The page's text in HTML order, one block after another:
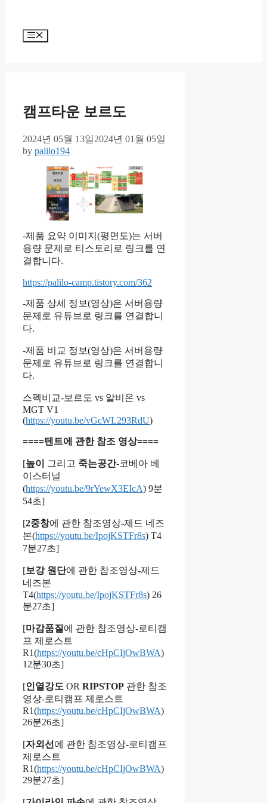
Menu
캠프타운 보르도
2024년 05월 13일2024년 01월 05일
by palilo194
-제품 요약 이미지(평면도)는 서버
용량 문제로 티스토리로 링크를 연
결합니다.
https://palilo-camp.tistory.com/362
-제품 상세 정보(영상)은 서버용량
문제로 유튜브로 링크를 연결합니
다.
-제품 비교 정보(영상)은 서버용량
문제로 유튜브로 링크를 연결합니
다.
스펙비교-보르도 vs 알비온 vs
MGT V1
(https://youtu.be/vGcWL293RdU)
====텐트에 관한 참조 영상====
[높이 그리고 죽는공간-코베아 베
이스터널
(https://youtu.be/9rYewX3EIcA) 9분
54초]
[2중창에 관한 참조영상-제드 네즈
본(https://youtu.be/IpojKSTFr8s) T4
7분27초]
[보강 원단에 관한 참조영상-제드
네즈본
T4(https://youtu.be/IpojKSTFr8s) 26
분27초]
[마감품질에 관한 참조영상-로티캠
프 제로스트
R1(https://youtu.be/cHpCIjOwBWA)
12분30초]
[인열강도 OR RIPSTOP 관한 참조
영상-로티캠프 제로스트
R1(https://youtu.be/cHpCIjOwBWA)
26분26초]
[자외선에 관한 참조영상-로티캠프
제로스트
R1(https://youtu.be/cHpCIjOwBWA)
29분27초]